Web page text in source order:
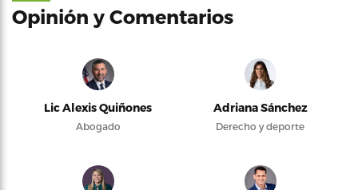
Opinión y Comentarios
Lic Alexis Quiñones
Abogado
Adriana Sánchez
Derecho y deporte